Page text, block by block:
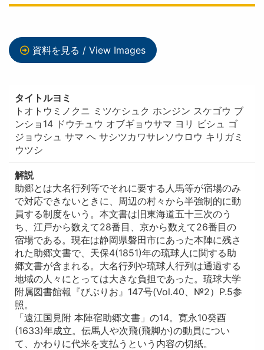
資料を見る / View Images
タイトルヨミ
トオトウミノクニ ミツケシュク ホンジン スケゴウ ブ
ンショ14 ドウチュウ オブギョウサマ ヨリ ビシュ ゴ
ジョウシュ サマ ヘ サシツカワサレソウロウ キリガミ
ウツシ
解説
助郷とは大名行列等でそれに要する人馬等が宿場のみ
で対応できないときに、周辺の村々から半強制的に動
員する制度をいう。本文書は旧東海道五十三次のう
ち、江戸から数えて28番目、京から数えて26番目の
宿場である。現在は静岡県磐田市にあった本陣に残さ
れた助郷文書で、天保4(1851)年の琉球人に関する助
郷文書が含まれる。大名行列や琉球人行列は通過する
地域の人々にとっては大きな負担であった。琉球大学
附属図書館報『びぶりお』147号(Vol.40、№2）P.5参
照。
「遠江国見附 本陣宿助郷文書」の14。寛永10癸酉
(1633)年成立。伝馬人や次飛(飛脚か)の動員につい
て、かわりに代米を支払うという内容の切紙。